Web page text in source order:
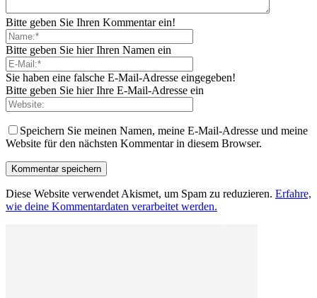
Bitte geben Sie Ihren Kommentar ein!
Bitte geben Sie hier Ihren Namen ein
Sie haben eine falsche E-Mail-Adresse eingegeben!
Bitte geben Sie hier Ihre E-Mail-Adresse ein
Speichern Sie meinen Namen, meine E-Mail-Adresse und meine
Website für den nächsten Kommentar in diesem Browser.
Diese Website verwendet Akismet, um Spam zu reduzieren. Erfahre,
wie deine Kommentardaten verarbeitet werden.